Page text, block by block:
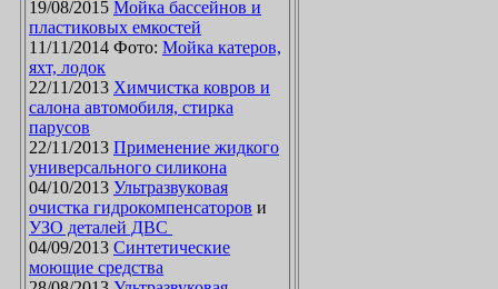
19/08/2015 Мойка бассейнов и
пластиковых емкостей
11/11/2014 Фото: Мойка катеров,
яхт, лодок
22/11/2013 Химчистка ковров и
салона автомобиля, стирка
парусов
22/11/2013 Применение жидкого
универсального силикона
04/10/2013 Ультразвуковая
очистка гидрокомпенсаторов и
УЗО деталей ДВС
04/09/2013 Синтетические
моющие средства